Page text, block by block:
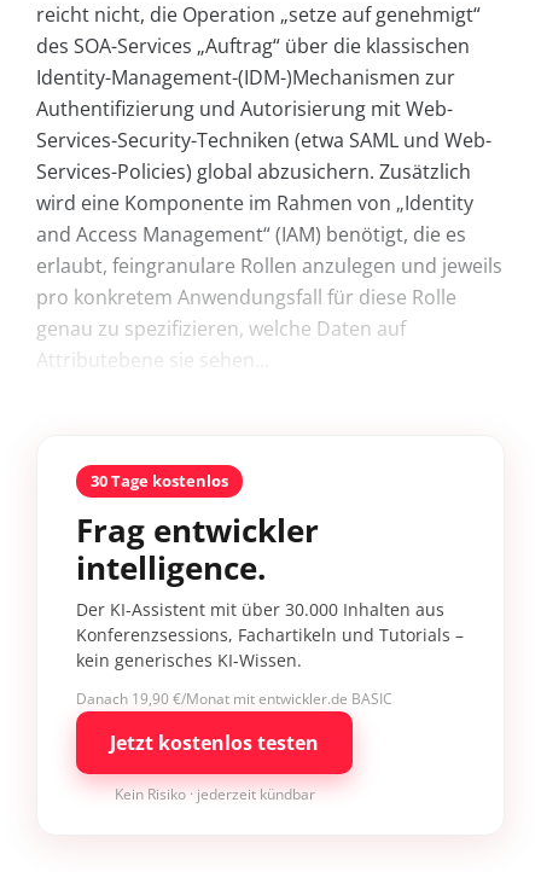
reicht nicht, die Operation „setze auf ge­nehmigt“
des SOA-Services „Auftrag“ über die klassischen
Identity-Management-(IDM-)Mechanismen zur
Authentifizierung und Autorisierung mit Web-
Services-Security-Techniken (etwa SAML und Web-
Services-Policies) global abzusichern. Zusätzlich
wird eine Komponente im Rahmen von „Identity
and Access Management“ (IAM) benötigt, die es
erlaubt, feingranulare Rollen anzulegen und jeweils
pro konkretem Anwendungsfall für diese Rolle
genau zu spezifizieren, welche Daten auf
Attributebene sie sehen...
30 Tage kostenlos
Frag entwickler
intelligence.
Der KI-Assistent mit über 30.000 Inhalten aus
Konferenzsessions, Fachartikeln und Tutorials –
kein generisches KI-Wissen.
Danach 19,90 €/Monat mit entwickler.de BASIC
Jetzt kostenlos testen
Kein Risiko · jederzeit kündbar